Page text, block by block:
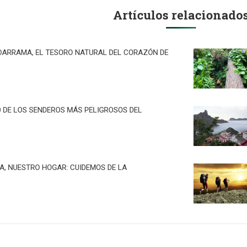
Artículos
EL TESORO NATURAL DEL CORAZÓN DE
LOS SENDEROS MÁS PELIGROSOS DEL
NUESTRO HOGAR: CUIDEMOS DE LA